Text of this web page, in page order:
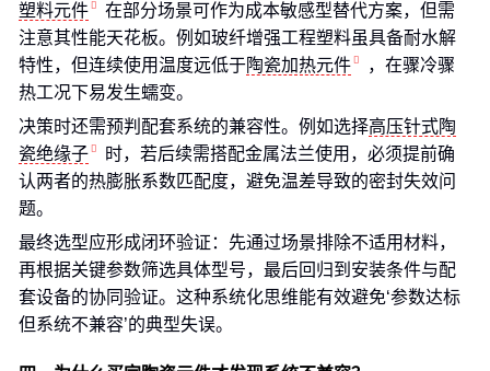
塑料元件
在部分场景可作为成本敏感型替代方案，但需
注意其性能天花板。例如玻纤增强工程塑料虽具备耐水解
特性，但连续使用温度远低于陶瓷加热元件
，在骤冷骤
热工况下易发生蠕变。
决策时还需预判配套系统的兼容性。例如选择高压针式陶
瓷绝缘子
时，若后续需搭配金属法兰使用，必须提前确
认两者的热膨胀系数匹配度，避免温差导致的密封失效问
题。
最终选型应形成闭环验证：先通过场景排除不适用材料，
再根据关键参数筛选具体型号，最后回归到安装条件与配
套设备的协同验证。这种系统化思维能有效避免‘参数达标
但系统不兼容’的典型失误。